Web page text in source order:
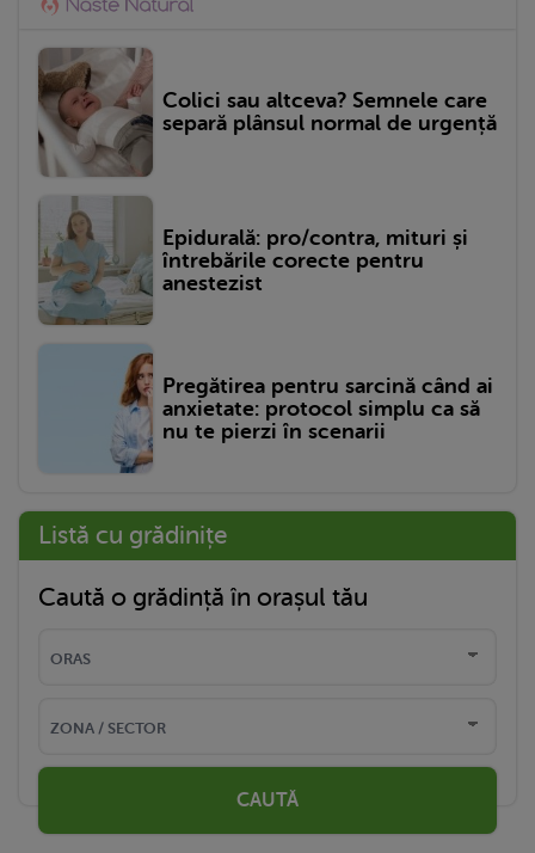
Colici sau altceva? Semnele care
separă plânsul normal de urgență
Epidurală: pro/contra, mituri și
întrebările corecte pentru
anestezist
Pregătirea pentru sarcină când ai
anxietate: protocol simplu ca să
nu te pierzi în scenarii
Listă cu grădinițe
Caută o grădință în orașul tău
CAUTĂ